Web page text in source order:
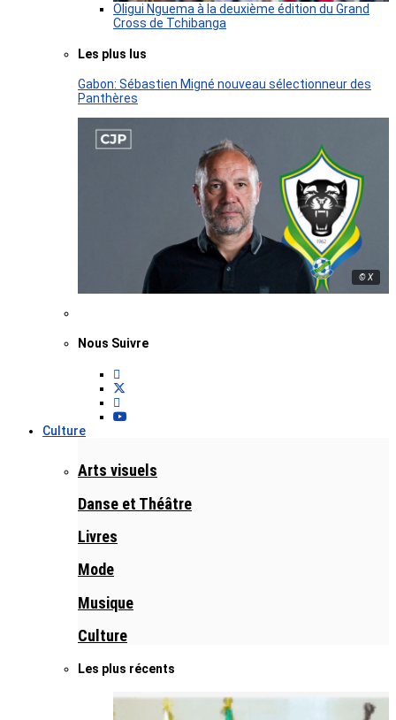
Oligui Nguema à la deuxième édition du Grand
Cross de Tchibanga
Les plus lus
Gabon: Sébastien Migné nouveau sélectionneur des
Panthères
© X
Nous Suivre
Culture
Arts visuels
Danse et Théâtre
Livres
Mode
Musique
Culture
Les plus récents